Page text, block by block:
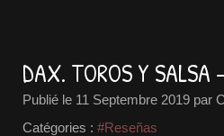
DAX. TOROS Y SALSA
Publié le 11 Septembre 2019 par
Catégories : #Reseñas